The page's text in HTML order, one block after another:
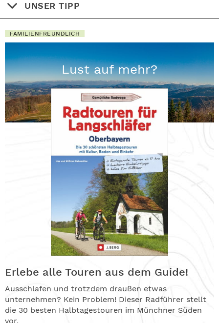
UNSER TIPP
FAMILIENFREUNDLICH
Lust auf mehr?
Erlebe alle Touren aus dem Guide!
Ausschlafen und trotzdem draußen etwas
unternehmen? Kein Problem! Dieser Radführer stellt
die 30 besten Halbtagestouren im Münchner Süden
vor.